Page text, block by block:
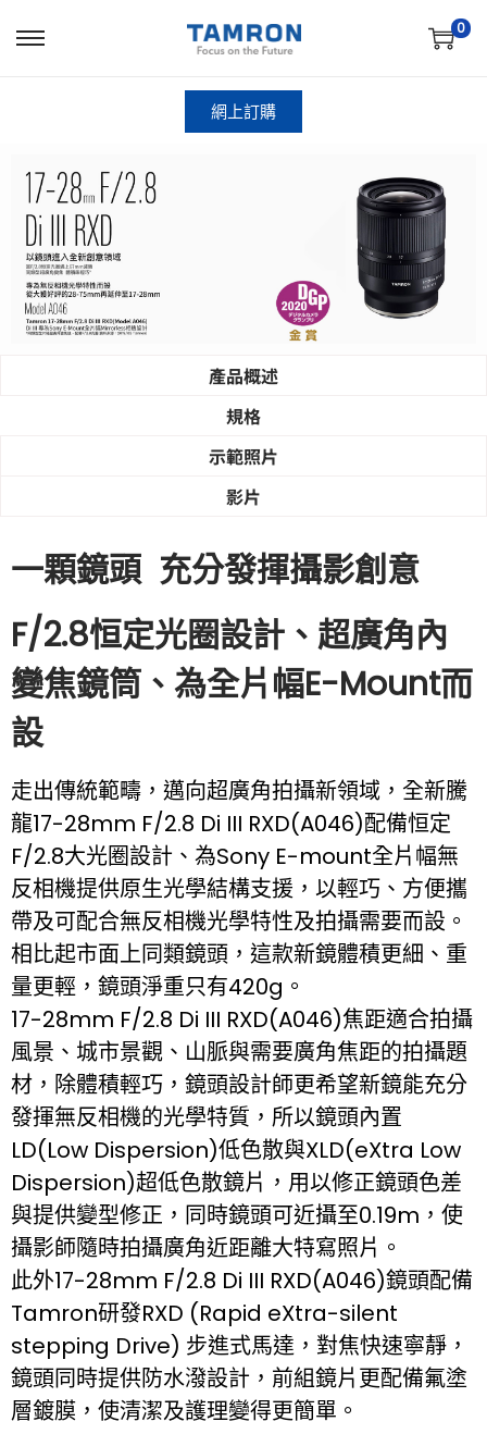
0
網上訂購
產品概述
規格
​示範照片
影片
一顆鏡頭 充分發揮攝影創意
F/2.8恒定光圈設計、超廣角內
變焦鏡筒、為全片幅E-Mount而
設
走出傳統範疇，邁向超廣角拍攝新領域，全新騰
龍17-28mm F/2.8 Di III RXD(A046)配備恒定
F/2.8大光圈設計、為Sony E-mount全片幅無
反相機提供原生光學結構支援，以輕巧、方便攜
帶及可配合無反相機光學特性及拍攝需要而設。
相比起市面上同類鏡頭，這款新鏡體積更細、重
量更輕，鏡頭淨重只有420g。
17-28mm F/2.8 Di III RXD(A046)焦距適合拍攝
風景、城市景觀、山脈與需要廣角焦距的拍攝題
材，除體積輕巧，鏡頭設計師更希望新鏡能充分
發揮無反相機的光學特質，所以鏡頭內置
LD(Low Dispersion)低色散與XLD(eXtra Low
Dispersion)超低色散鏡片，用以修正鏡頭色差
與提供變型修正，同時鏡頭可近攝至0.19m，使
攝影師隨時拍攝廣角近距離大特寫照片。
此外17-28mm F/2.8 Di III RXD(A046)鏡頭配備
Tamron研發RXD (Rapid eXtra-silent
stepping Drive) 步進式馬達，對焦快速寧靜，
鏡頭同時提供防水潑設計，前組鏡片更配備氟塗
層鍍膜，使清潔及護理變得更簡單。